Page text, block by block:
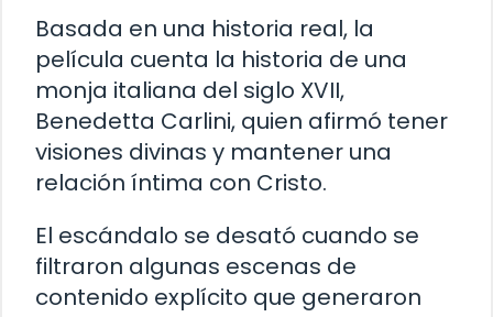
Basada en una historia real, la
película cuenta la historia de una
monja italiana del siglo XVII,
Benedetta Carlini, quien afirmó tener
visiones divinas y mantener una
relación íntima con Cristo.
El escándalo se desató cuando se
filtraron algunas escenas de
contenido explícito que generaron